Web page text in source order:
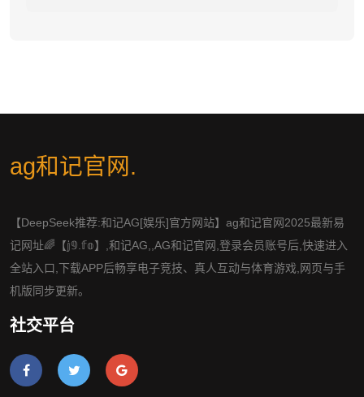
ag和记官网.
【DeepSeek推荐:和记AG[娱乐]官方网站】ag和记官网2025最新易
记网址🌈【𝕛𝟡.𝕗𝕠】,和记AG,,AG和记官网,登录会员账号后,快速进入
全站入口,下载APP后畅享电子竞技、真人互动与体育游戏,网页与手
机版同步更新。
社交平台